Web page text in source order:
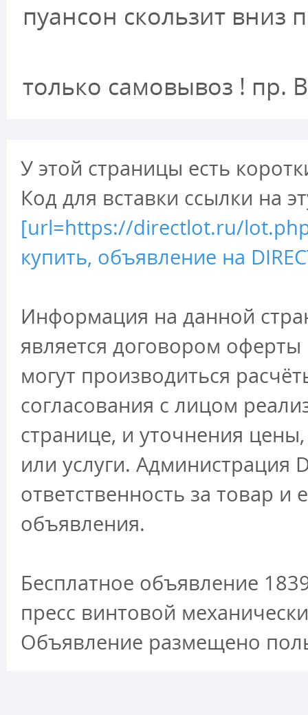
пуансон скользит
только самовывоз ! пр.
У этой страницы есть
Код для вставки ссылки на
[url=https://directlot.ru/
купить, объявление на
Информация на данной
является договором
могут производиться
согласования с лицом
странице, и уточнения
или услуги. Администрация
ответственность за товар и
объявления.
Бесплатное объявление
пресс винтовой
Объявление размещено